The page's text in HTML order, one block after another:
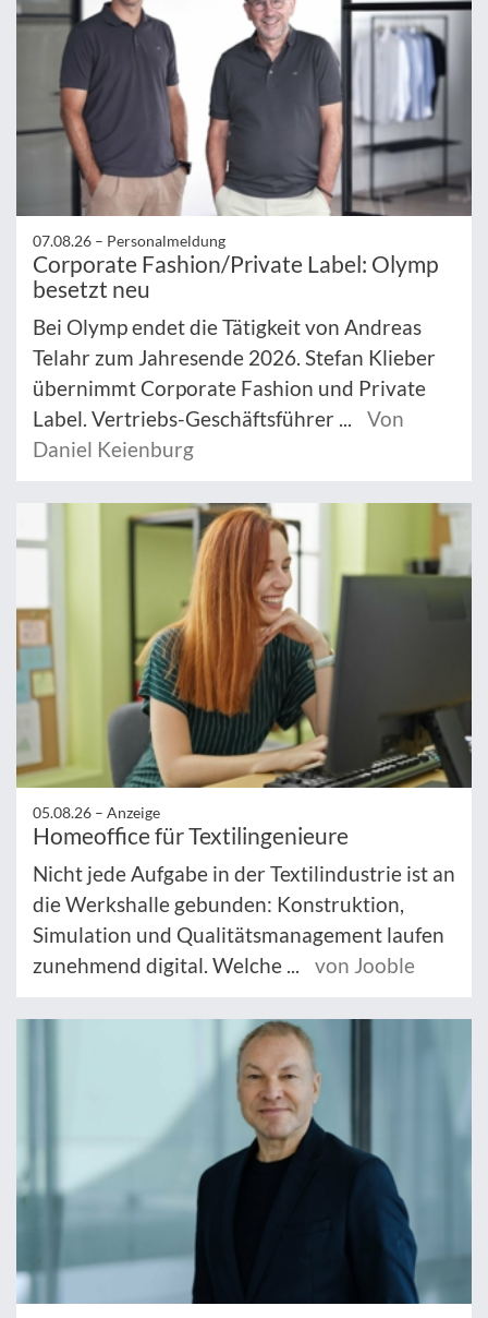
07.08.26 – Personalmeldung
Corporate Fashion/Private Label: Olymp
besetzt neu
Bei Olymp endet die Tätigkeit von Andreas
Telahr zum Jahresende 2026. Stefan Klieber
übernimmt Corporate Fashion und Private
Label. Vertriebs-Geschäftsführer ...
Von
Daniel Keienburg
05.08.26 – Anzeige
Homeoffice für Textilingenieure
Nicht jede Aufgabe in der Textilindustrie ist an
die Werkshalle gebunden: Konstruktion,
Simulation und Qualitätsmanagement laufen
zunehmend digital. Welche ...
von Jooble